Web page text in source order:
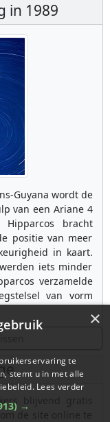
in 1989
Guyana wordt de
van een Ariane 4
bracht
positie van meer
in kaart.
iets minder
verzamelde
van vorm
blijvend gratis
de site online te
×
te
stemt u in met alle
Lees verder
→